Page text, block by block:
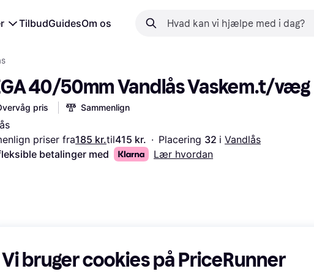
TilbudGuidesOm os
40/50mm Vandlås Vaskem.t/væg
pris Sammenlign
priser fra185 kr.til415 kr. · Placering 32 i Vandlås
betalinger med
Lær hvordan
Vi bruger cookies på PriceRunner